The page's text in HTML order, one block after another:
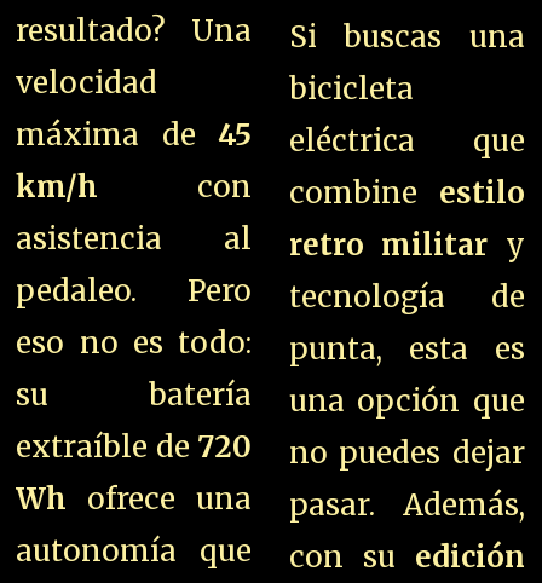
resultado? Una
velocidad
máxima de45
km/h con
asistencia al
pedaleo. Pero
eso no es todo:
su batería
extraíble de 720
Wh ofrece una
autonomía que
Si buscas una
bicicleta
eléctrica que
combine estilo
retro military
tecnología de
punta, esta es
una opción que
no puedes dejar
pasar. Además,
con su edición